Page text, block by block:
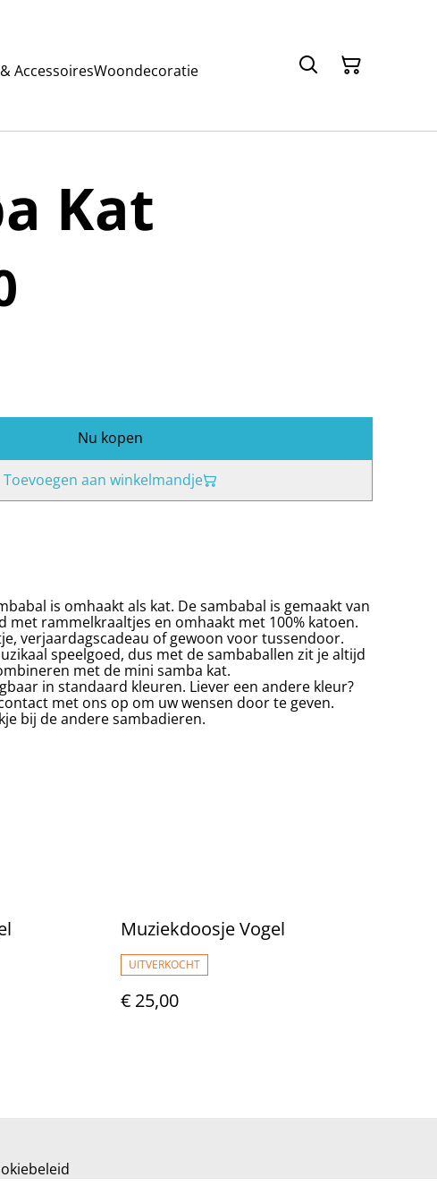
AccessoiresWoondecoratie
Kat
Nu kopen
Toevoegen aan winkelmandje
is omhaakt als kat. De sambabal is gemaakt van
met rammelkraaltjes en omhaakt met 100% katoen.
verjaardagscadeau of gewoon voor tussendoor.
speelgoed, dus met de sambaballen zit je altijd
met de mini samba kat.
in standaard kleuren. Liever een andere kleur?
met ons op om uw wensen door te geven.
bij de andere sambadieren.
Muziekdoosje Vogel
UITVERKOCHT
€ 25,00